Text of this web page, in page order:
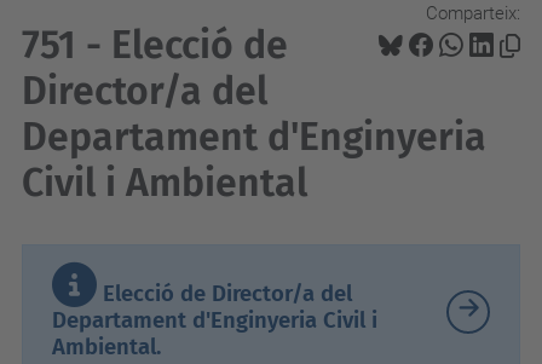
Comparteix:
751 - Elecció de
Director/a del
Departament d'Enginyeria
Civil i Ambiental
Elecció de Director/a del
Departament d'Enginyeria Civil i
Ambiental.